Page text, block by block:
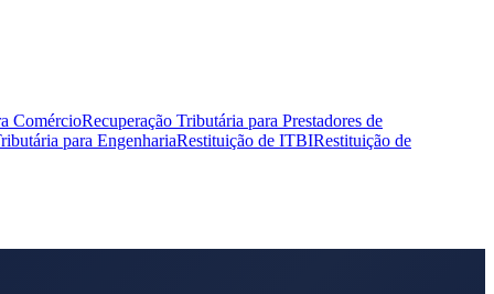
ComércioRecuperação Tributária para Prestadores de
para EngenhariaRestituição de ITBIRestituição de